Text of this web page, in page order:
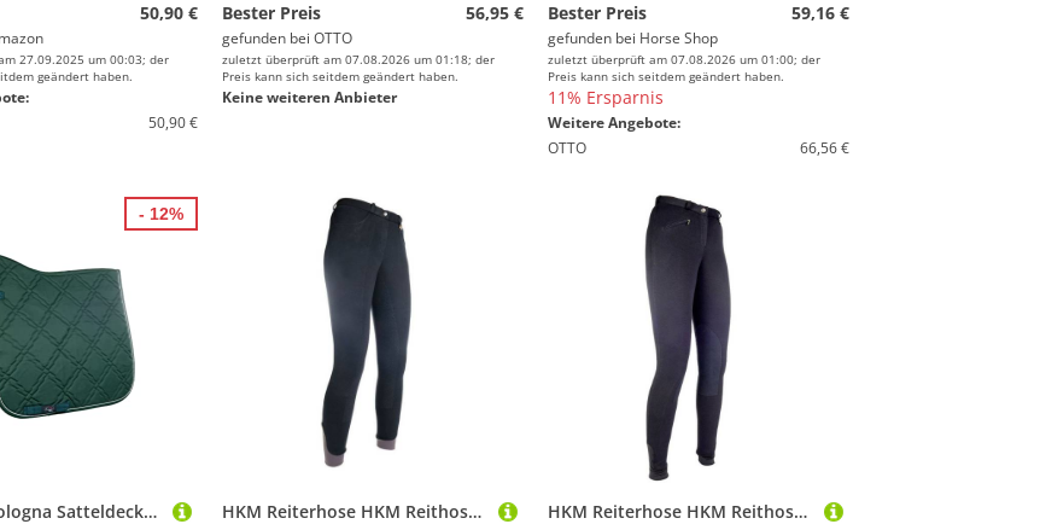
50,90 €
27.09.2025 um 00:03; der
geändert haben.
50,90 €
Bester Preis
56,95 €
gefunden bei OTTO
zuletzt überprüft am 07.08.2026 um 01:18; der
Preis kann sich seitdem geändert haben.
Keine weiteren Anbieter
Bester Preis
59,16 €
gefunden bei Horse Shop
zuletzt überprüft am 07.08.2026 um 01:00; der
Preis kann sich seitdem geändert haben.
11% Ersparnis
Weitere Angebote:
OTTO
66,56 €
HKM 9290 Bologna Satteldecken Grün One Size
- 12%
HKM Reiterhose HKM Reithose -Kate- Silikon-Vollbesatz
HKM Reiterhose HKM Reithose -Penny Easy- Kniebesatz